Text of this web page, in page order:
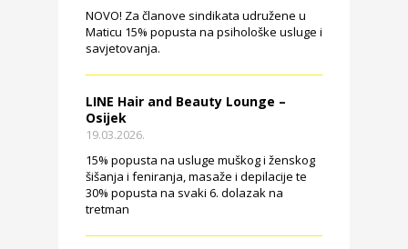
NOVO! Za članove sindikata udružene u
Maticu 15% popusta na psihološke usluge i
savjetovanja.
LINE Hair and Beauty Lounge –
Osijek
19.03.2026.
15% popusta na usluge muškog i ženskog
šišanja i feniranja, masaže i depilacije te
30% popusta na svaki 6. dolazak na
tretman